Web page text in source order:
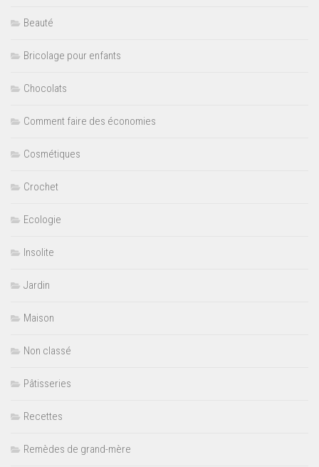
Beauté
Bricolage pour enfants
Chocolats
Comment faire des économies
Cosmétiques
Crochet
Ecologie
Insolite
Jardin
Maison
Non classé
Pâtisseries
Recettes
Remèdes de grand-mère